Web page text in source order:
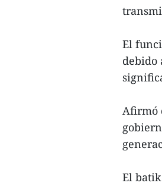
El
debido
Afirmó
El